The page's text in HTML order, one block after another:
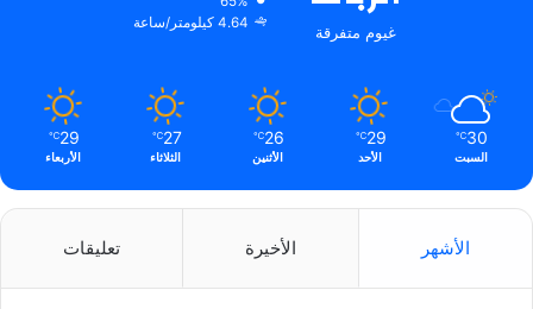
غيوم متفرقة
4.64 كيلومتر/ساعة
30
℃
السبت
29
℃
الأحد
26
℃
الأثنين
27
℃
الثلاثاء
29
℃
الأربعاء
الأشهر الأخيرة تعليقات